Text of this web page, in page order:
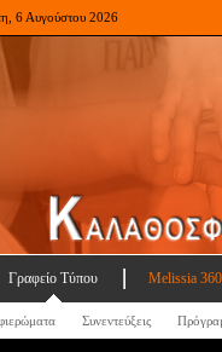
6 Αυγούστου 2026
Γραφείο Τύπου Melissia
Συνεντεύξεις